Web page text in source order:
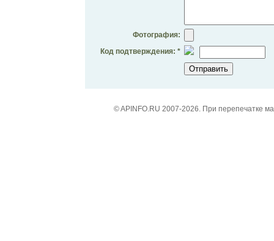
Фотография:
Код подтверждения: *
© APINFO.RU 2007-2026. При перепечатке